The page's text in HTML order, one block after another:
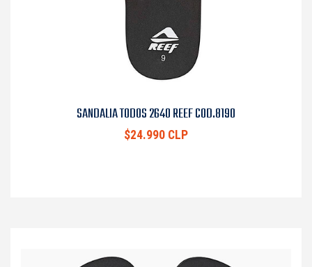
SANDALIA TODOS 2640 REEF COD.8190
$24.990 CLP